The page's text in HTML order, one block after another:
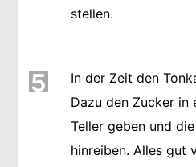
stellen.
5
In der Zeit den
Dazu den Zucker in
Teller geben und
hinreiben. Alles gut